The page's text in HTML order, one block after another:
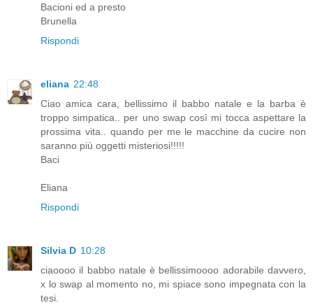
Bacioni ed a presto
Brunella
Rispondi
eliana 22:48
Ciao amica cara, bellissimo il babbo natale e la barba è
troppo simpatica.. per uno swap così mi tocca aspettare la
prossima vita.. quando per me le macchine da cucire non
saranno più oggetti misteriosi!!!!!
Baci
Eliana
Rispondi
Silvia D 10:28
ciaoooo il babbo natale è bellissimoooo adorabile davvero,
x lo swap al momento no, mi spiace sono impegnata con la
tesi.